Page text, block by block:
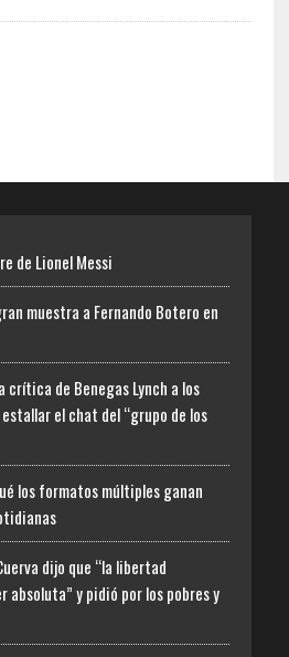
de Lionel Messi
muestra a Fernando Botero en
crítica de Benegas Lynch a los
el chat del “grupo de los
los formatos múltiples ganan
dijo que “la libertad
absoluta” y pidió por los pobres y